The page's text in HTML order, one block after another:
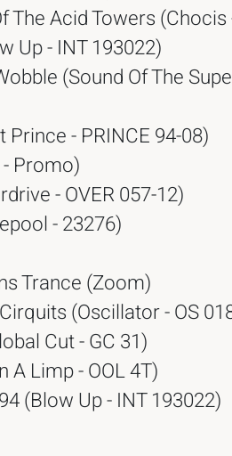
The Acid Towers (Chocis
Up - INT 193022)
(Sound Of The
Prince - PRINCE 94-08)
Promo)
- OVER 057-12)
- 23276)
Trance (Zoom)
(Oscillator - OS
Cut - GC 31)
A Limp - OOL 4T)
(Blow Up - INT 193022)